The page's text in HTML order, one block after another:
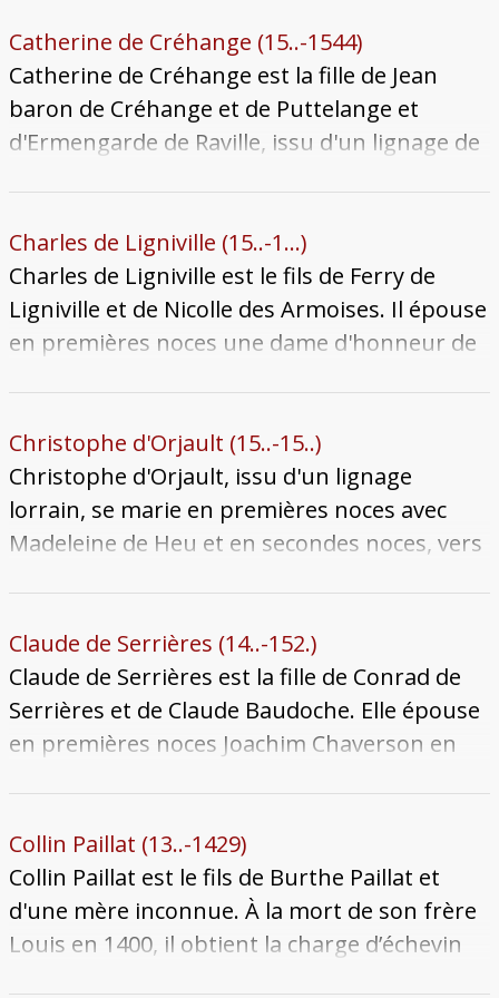
Récollets, connus par des relevés modernes.
paraiges. Sa soeur Madeleine épouse
Philippe Roucel, alors que son autre soeur
Nicolle épouse Richard de Raigecourt.
Devenue veuve entre 1542 et 1567, elle se
meurt à son tour le 6 octobre 1598. Son corps
est inhumé à Fléville.
Catherine de Créhange (15..-1544)
Catherine de Créhange est la fille de Jean
baron de Créhange et de Puttelange et
d'Ermengarde de Raville, issu d'un lignage de
meurt le laissant veuf le 6 novembre 1544. Sa
sépulture se trouve en l'église Saint-Maximin
dans la chapelle Saint-Éloi et Saint-Georges.
Charles de Ligniville (15..-1...)
Charles de Ligniville est le fils de Ferry de
Ligniville et de Nicolle des Armoises. Il épouse
en premières noces une dame d'honneur de
fille, Dorothée. Veuf, il se remarie le 11 janvier
1580 avec Anne, fille de Jacques Le Gronnais
et de Catherine de Chahanay, avec qui il a un
seul fils qui nous soit connu, Ferry. Par son
une clé de voûte aux armes des deux époux. Il
devient chambellan du duc de Lorraine et
bailli du comté de Vaudémont. Il meurt après
1591.
Christophe d'Orjault (15..-15..)
Christophe d'Orjault, issu d'un lignage
lorrain, se marie en premières noces avec
Madeleine de Heu et en secondes noces, vers
1567.
Claude de Serrières (14..-152.)
Claude de Serrières est la fille de Conrad de
Serrières et de Claude Baudoche. Elle épouse
en premières noces Joachim Chaverson en
François Le Gronnais. Elle meurt à une date
inconnue avant 1528 le laissant veuf. Celui-ci
se remarie alors avec Barbe de Harange.
Collin Paillat (13..-1429)
Collin Paillat est le fils de Burthe Paillat et
d'une mère inconnue. À la mort de son frère
Louis en 1400, il obtient la charge d’échevin